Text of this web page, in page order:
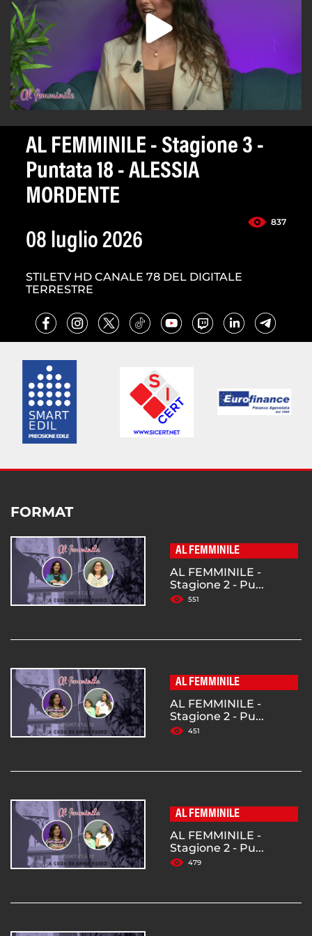
AL FEMMINILE - Stagione 3 -
Puntata 18 - ALESSIA
MORDENTE
837
08 luglio 2026
STILETV HD CANALE 78 DEL DIGITALE
TERRESTRE
FORMAT
AL FEMMINILE
AL FEMMINILE -
Stagione 2 - Pu...
551
AL FEMMINILE
AL FEMMINILE -
Stagione 2 - Pu...
451
AL FEMMINILE
AL FEMMINILE -
Stagione 2 - Pu...
479